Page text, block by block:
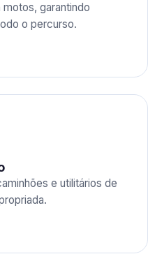
garantindo
o percurso.
e utilitários de